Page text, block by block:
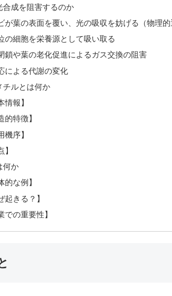
合成を阻害するのか
が葉の表面を覆い、光の吸収を妨げる（物理的
の細胞を栄養源として吸い取る
鎖や葉の老化促進によるガス交換の阻害
による代謝の変化
チルとは何か
情報】
的特徴】
機序】
】
何か
的な例】
起きる？】
での重要性】